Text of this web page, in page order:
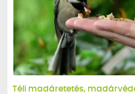
Téli madáretetés,